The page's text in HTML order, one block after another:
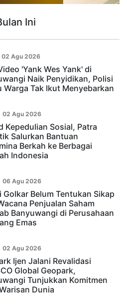
Ini
02 Agu 2026
'Yank Wes Yank' di
Naik Penyidikan, Polisi
Warga Tak Ikut Menyebarkan
02 Agu 2026
Kepedulian Sosial, Patra
Salurkan Bantuan
Berkah ke Berbagai
Indonesia
06 Agu 2026
Golkar Belum Tentukan Sikap
Penjualan Saham
Banyuwangi di Perusahaan
Emas
02 Agu 2026
Ijen Jalani Revalidasi
Global Geopark,
Tunjukkan Komitmen
Dunia